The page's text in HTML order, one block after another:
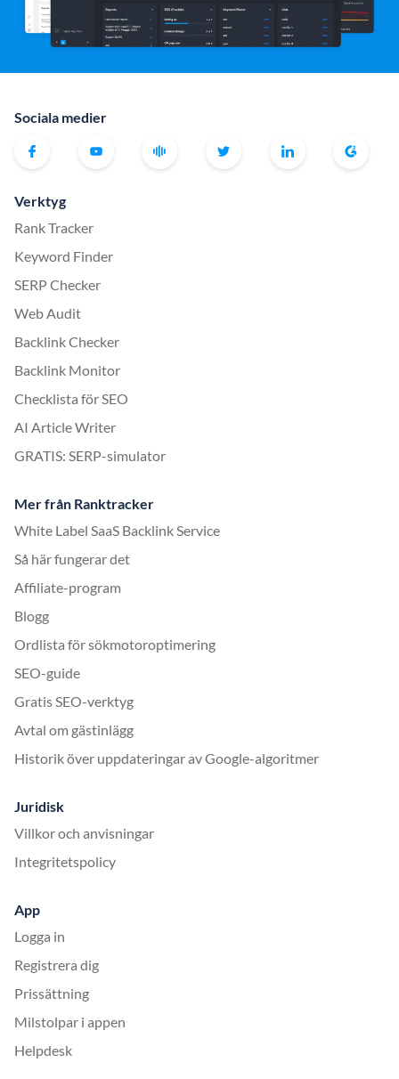
Sociala medier
Verktyg
Rank Tracker
Keyword Finder
SERP Checker
Web Audit
Backlink Checker
Backlink Monitor
Checklista för SEO
AI Article Writer
GRATIS: SERP-simulator
Mer från Ranktracker
White Label SaaS Backlink Service
Så här fungerar det
Affiliate-program
Blogg
Ordlista för sökmotoroptimering
SEO-guide
Gratis SEO-verktyg
Avtal om gästinlägg
Historik över uppdateringar av Google-algoritmer
Juridisk
Villkor och anvisningar
Integritetspolicy
App
Logga in
Registrera dig
Prissättning
Milstolpar i appen
Helpdesk